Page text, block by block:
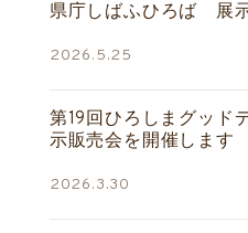
県庁しばふひろば 展
2026.5.25
第19回ひろしまグッド
示販売会を開催します
2026.3.30